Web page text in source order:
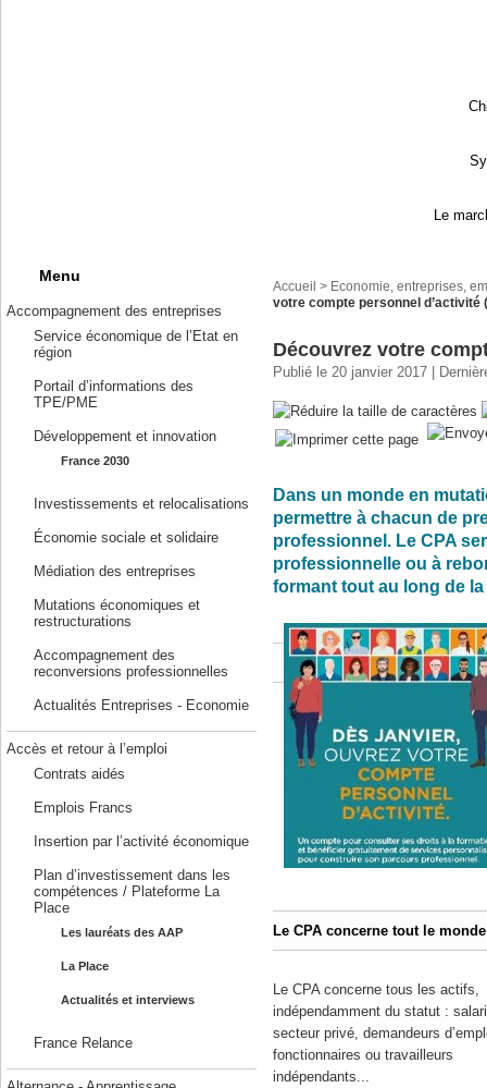
Le
Menu
Accompagnement des entreprises
Service économique de l’Etat en
région
Portail d’informations des
TPE/PME
Développement et innovation
France 2030
Investissements et relocalisations
Économie sociale et solidaire
Médiation des entreprises
Mutations économiques et
restructurations
Accompagnement des
reconversions professionnelles
Actualités Entreprises - Economie
Accès et retour à l’emploi
Contrats aidés
Emplois Francs
Insertion par l’activité économique
Plan d’investissement dans les
compétences / Plateforme La
Place
Les lauréats des AAP
La Place
Actualités et interviews
France Relance
Accueil > Economie, entreprises,
votre compte personnel d’activité
Découvrez votre
Publié le 20 janvier 2017 |
Dans un monde en
permettre à chacun de
professionnel. Le CPA
professionnelle ou à
formant tout au long de la
Le CPA concerne tout le monde
Le CPA concerne tous les actifs,
indépendamment du statut :
secteur privé, demandeurs
fonctionnaires ou travailleurs
indépendants...